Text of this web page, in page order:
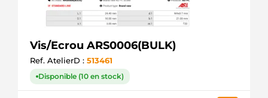
Vis/Ecrou ARS0006(BULK)
Ref. AtelierD : 513461
Disponible (10 en stock)